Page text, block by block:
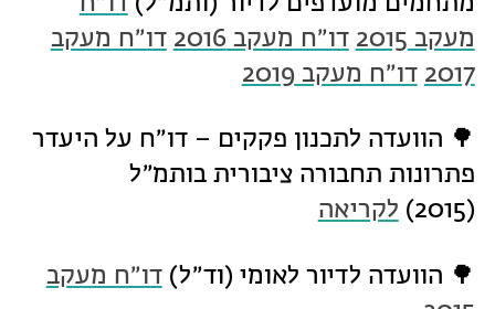
מעקב 2015
דו״ח מעקב 2016
דו״ח מעקב
2017 דו״ח מעקב 2019
🌳 הוועדה לתכנון פקקים – דו״ח על היעדר
פתרונות תחבורה ציבורית בותמ״ל
(2015)
לקריאה
🌳 הוועדה לדיור לאומי (וד״ל)דו״ח מעקב